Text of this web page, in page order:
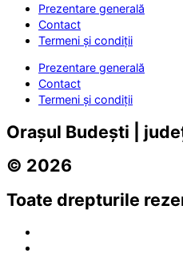
Prezentare generală
Contact
Termeni și condiții
Prezentare generală
Contact
Termeni și condiții
Orașul Budești |
© 2026
Toate drepturile